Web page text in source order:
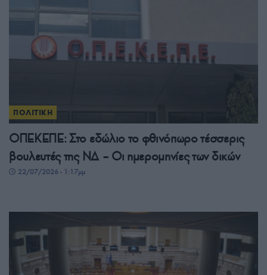
ΠΟΛΙΤΙΚΗ
ΟΠΕΚΕΠΕ: Στο εδώλιο το φθινόπωρο τέσσερις
βουλευτές της ΝΔ – Οι ημερομηνίες των δικών
22/07/2026 - 1:17μμ